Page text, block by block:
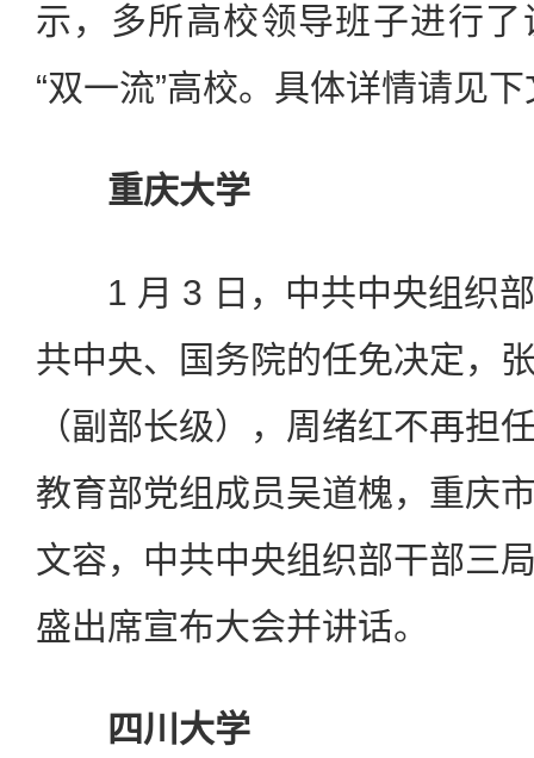
示，多所高校领导班子进行
“双一流”高校。具体详情请见下
重庆大学
1 月 3 日，中共中央组织部
共中央、国务院的任免决定，
（副部长级），周绪红不再担
教育部党组成员吴道槐，重庆
文容，中共中央组织部干部三
盛出席宣布大会并讲话。
四川大学